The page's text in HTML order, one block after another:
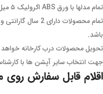
تمام مدلها با ورق ABS اکرولیک ۵ میل و شاسی استیل می باشد.
تمام محصولات
باشد.
تحویل محصولات درب کارخانه خواهد
جهت انتخاب سایر آپشن ها با
اقلام قابل سفارش